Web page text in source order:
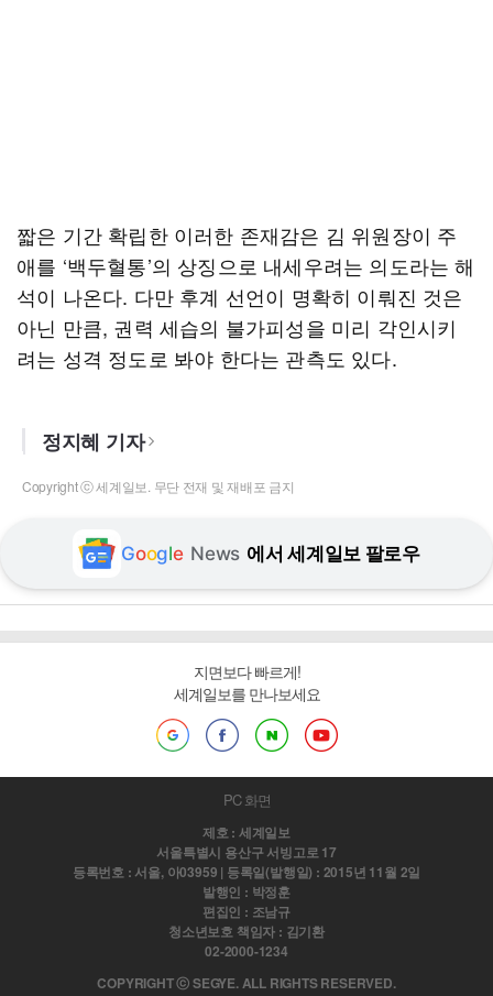
짧은 기간 확립한 이러한 존재감은 김 위원장이 주
애를 ‘백두혈통’의 상징으로 내세우려는 의도라는 해
석이 나온다. 다만 후계 선언이 명확히 이뤄진 것은
아닌 만큼, 권력 세습의 불가피성을 미리 각인시키
려는 성격 정도로 봐야 한다는 관측도 있다.
정지혜 기자
Copyright ⓒ 세계일보. 무단 전재 및 재배포 금지
Google News 에서 세계일보 팔로우
지면보다 빠르게!
세계일보를 만나보세요
PC 화면
제호 : 세계일보
서울특별시 용산구 서빙고로 17
등록번호 : 서울, 아03959 | 등록일(발행일) : 2015년 11월 2일
발행인 : 박정훈
편집인 : 조남규
청소년보호 책임자 : 김기환
02-2000-1234
COPYRIGHT ⓒ SEGYE. ALL RIGHTS RESERVED.